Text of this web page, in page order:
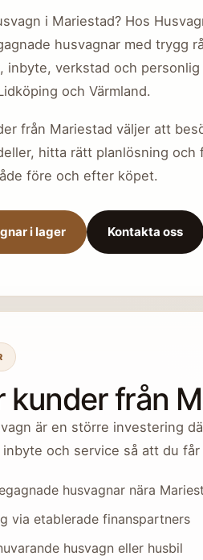
i Mariestad? Hos
husvagnar med trygg
inbyte, verkstad och personlig
och Värmland.
från Mariestad väljer att
hitta rätt planlösning och
före och efter köpet.
i lager Kontakta oss
kunder från
är en större investering
och service så att du
husvagnar nära
via etablerade finanspartners
husvagn eller husbil